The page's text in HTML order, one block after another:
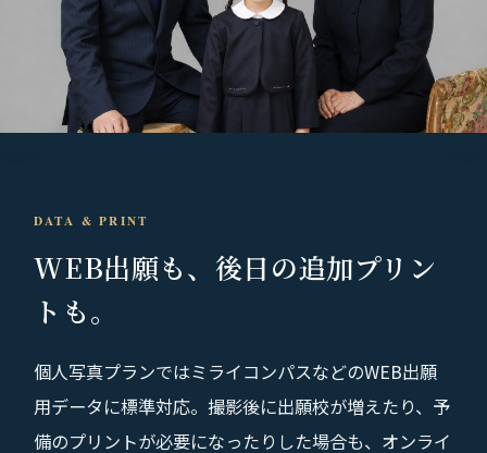
DATA & PRINT
WEB出願も、 後日の追加プリン
トも。
個人写真プランではミライコンパスなどのWEB出願
用データに標準対応。撮影後に出願校が増えたり、予
備のプリントが必要になったりした場合も、オンライ